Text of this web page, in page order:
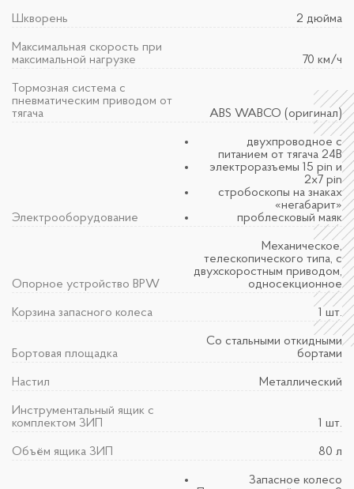
Шкворень 2 дюйма
Максимальная скорость при
максимальной нагрузке
70 км/ч
Тормозная система с
пневматическим приводом от
тягача
АBS WABCO (оригинал)
Электрооборудование
двухпроводное с
питанием от тягача 24В
электроразъемы 15 pin и
2х7 pin
стробоскопы на знаках
«негабарит»
проблесковый маяк
Опорное устройство BPW
Механическое,
телескопического типа, с
двухскоростным приводом,
односекционное
Корзина запасного колеса 1 шт.
Бортовая площадка
Со стальными откидными
бортами
Настил Металлический
Инструментальный ящик с
комплектом ЗИП
1 шт.
Объём ящика ЗИП 80 л
Запасное колесо